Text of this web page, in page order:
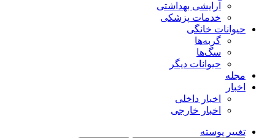
آرایشی بهداشتی
خدمات پزشکی
حیوانات خانگی
گربه‌ها
سگ‌ها
حیوانات دیگر
مجله
اخبار
اخبار داخلی
اخبار خارجی
تغییر پوسته